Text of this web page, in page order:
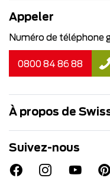
Appeler
Numéro de téléphone
0800 84 86 88
À propos de
Suivez-nous